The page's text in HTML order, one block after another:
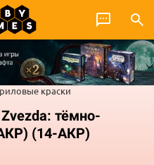
краски
тёмно-
(14-АКР)